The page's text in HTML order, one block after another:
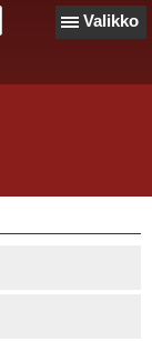
Valikko